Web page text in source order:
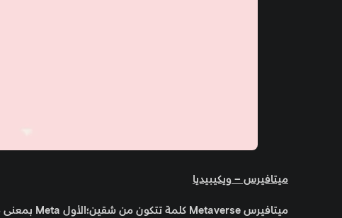
ميتافيرس – ويكيبيديا